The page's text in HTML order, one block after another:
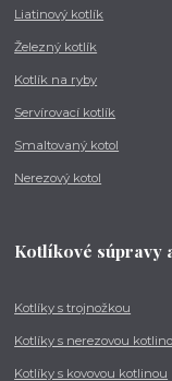
Liatinový kotlík
Železný kotlík
Kotlík na ryby
Servírovací kotlík
Smaltovaný kotol
Nerezový kotol
Kotlíkové súpravy
Kotlíky s trojnožkou
Kotlíky s nerezovou
Kotlíky s kovovou kotlinou